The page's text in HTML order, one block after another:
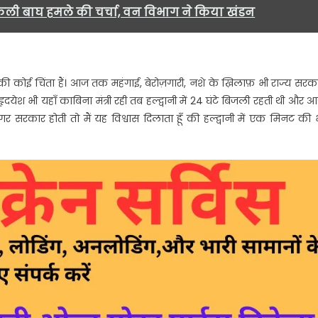
बाघ हमले की चर्चा, वन विभाग ने किया खंडन
चिंता हैं। आज तक महंगाई, बेरोज़गारी, नशे के ख़िलाफ़ भी राज्य
भी यहाँ काबिना मंत्री रही तब हल्द्वानी में 24 घंटे बिजली रहती थी और
सरकार होती तो मैं यह विश्वास दिलाता हूँ की हल्द्वानी में एक मिनट की